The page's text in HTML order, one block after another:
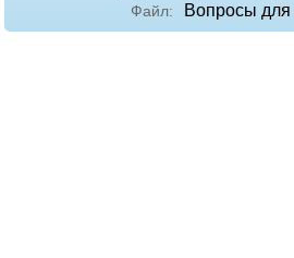
Файл: Вопросы для